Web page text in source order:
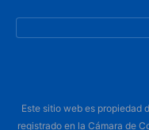
Este sitio web es propiedad
registrado en la Cámara de